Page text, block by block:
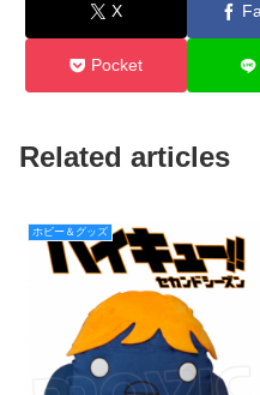
X
Pocket
Related articles
ホビー＆グッズ